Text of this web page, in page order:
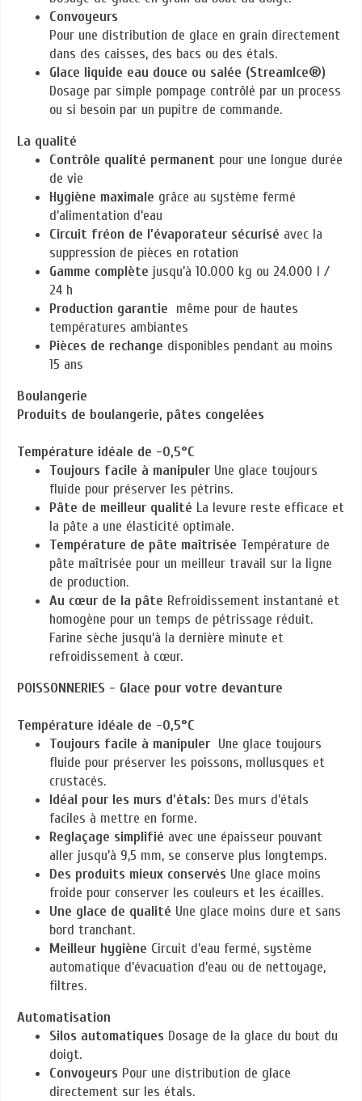
Convoyeurs
Pour une distribution de glace en grain directement
dans des caisses, des bacs ou des étals.
Glace liquide eau douce ou salée (StreamIce®)
Dosage par simple pompage contrôlé par un process
ou si besoin par un pupitre de commande.
La qualité
Contrôle qualité permanent pour une longue durée
de vie
Hygiène maximale grâce au système fermé
d’alimentation d’eau
Circuit fréon de l’évaporateur sécurisé avec la
suppression de pièces en rotation
Gamme complète jusqu’à 10.000 kg ou 24.000 l /
24 h
Production garantie même pour de hautes
températures ambiantes
Pièces de rechange disponibles pendant au moins
15 ans
Boulangerie
Produits de boulangerie, pâtes congelées
Température idéale de -0,5°C
Toujours facile à manipulerUne glace toujours
fluide pour préserver les pétrins.
Pâte de meilleur qualité La levure reste efficace et
la pâte a une élasticité optimale.
Température de pâte maîtrisée Température de
pâte maîtrisée pour un meilleur travail sur la ligne
de production.
Au cœur de la pâte Refroidissement instantané et
homogène pour un temps de pétrissage réduit.
Farine sèche jusqu’à la dernière minute et
refroidissement à cœur.
POISSONNERIES - Glace pour votre devanture
Température idéale de -0,5°C
Toujours facile à manipuler Une glace toujours
fluide pour préserver les poissons, mollusques et
crustacés.
Idéal pour les murs d’étals: Des murs d’étals
faciles à mettre en forme.
Reglaçage simplifié avec une épaisseur pouvant
aller jusqu’à 9,5 mm, se conserve plus longtemps.
Des produits mieux conservés Une glace moins
froide pour conserver les couleurs et les écailles.
Une glace de qualité Une glace moins dure et sans
bord tranchant.
Meilleur hygiène Circuit d’eau fermé, système
automatique d’évacuation d’eau ou de nettoyage,
filtres.
Automatisation
Silos automatiques Dosage de la glace du bout du
doigt.
Convoyeurs Pour une distribution de glace
directement sur les étals.